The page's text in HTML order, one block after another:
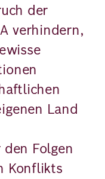
der
verhindern,
Land
Folgen
Konflikts